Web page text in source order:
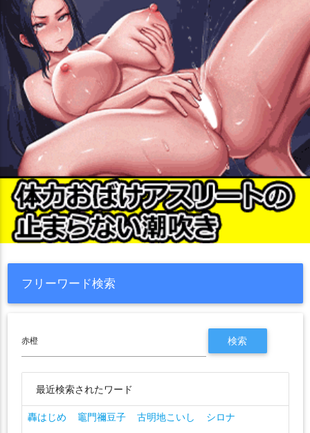
フリーワード検索
最近検索されたワード
轟はじめ 竈門禰豆子 古明地こいし
シロナ